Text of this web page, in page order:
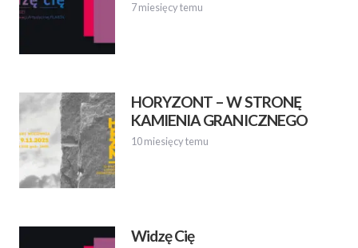
7 miesięcy temu
HORYZONT – W STRONĘ
KAMIENIA GRANICZNEGO
10 miesięcy temu
Widzę Cię